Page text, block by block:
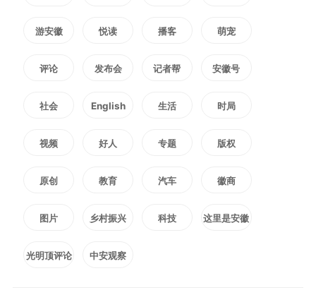
电显示产业链关键环节严重缺失，
产业发展长期受制于人，产品价格
常年居高不下。
下线，打破了垄断，做到世界最薄
游安徽 悦读 播客 萌宠
评论 发布会 记者帮 安徽号
社会 English 生活 时局
视频 好人 专题 版权
原创 教育 汽车 徽商
图片 乡村振兴 科技 这里是安徽
光明顶评论 中安观察